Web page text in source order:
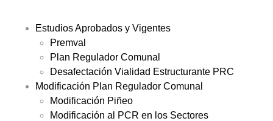
Estudios Aprobados y Vigentes
Premval
Plan Regulador Comunal
Desafectación Vialidad Estructurante PRC
Modificación Plan Regulador Comunal
Modificación Piñeo
Modificación al PCR en los Sectores